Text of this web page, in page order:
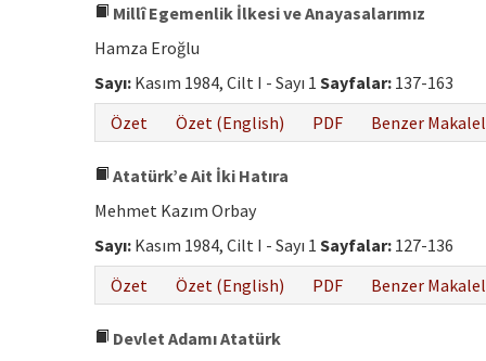
Millî Egemenlik İlkesi ve Anayasalarımız
Hamza Eroğlu
Sayı: Kasım 1984, Cilt I - Sayı 1 Sayfalar: 137-163
Özet
Özet (English) PDF Benzer
Atatürk’e Ait İki Hatıra
Mehmet Kazım Orbay
Sayı: Kasım 1984, Cilt I - Sayı 1 Sayfalar: 127-136
Özet
Özet (English) PDF Benzer
Devlet Adamı Atatürk